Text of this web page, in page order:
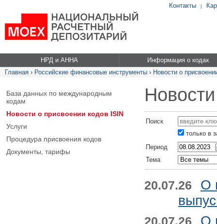
Контакты |
НРД и АННА
Информация о кодах
Главная › Российские финансовые инструменты › Новости о
База данных по международным
кодам
Новости о присвоении кодов ISIN
Услуги
Процедура присвоения кодов
Документы, тарифы
Поиск
только в
Период
Тема
20.07.26
О
20.07.26
О